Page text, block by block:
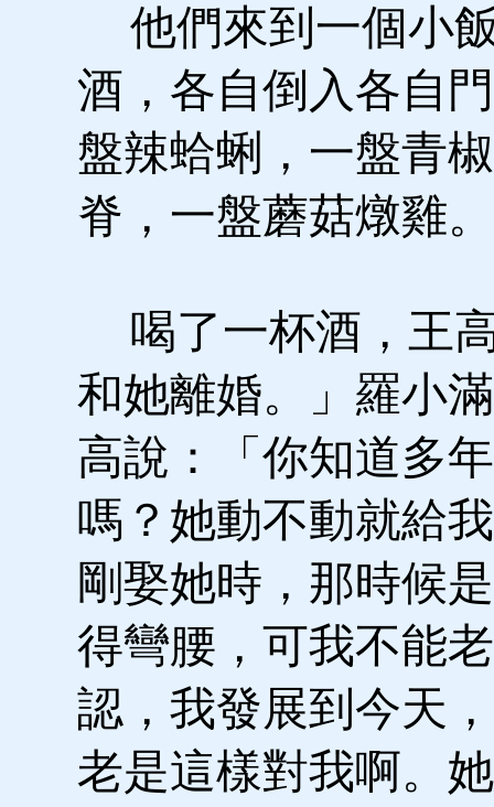
他們來到一個小
酒，各自倒入各自
盤辣蛤蜊，一盤青
脊，一盤蘑菇燉雞。
喝了一杯酒，王
和她離婚。」羅小
高說：「你知道多
嗎？她動不動就給
剛娶她時，那時候
得彎腰，可我不能
認，我發展到今天
老是這樣對我啊。